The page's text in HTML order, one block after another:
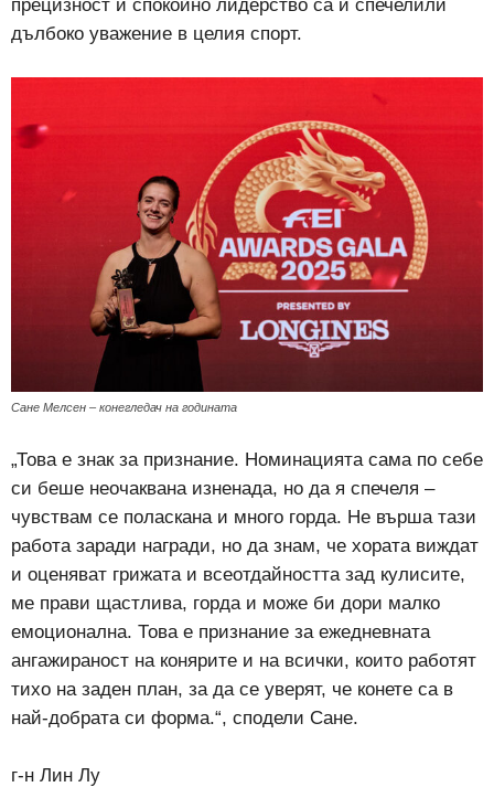
прецизност и спокойно лидерство са ѝ спечелили
дълбоко уважение в целия спорт.
Сане Мелсен – конегледач на годината
„Това е знак за признание. Номинацията сама по себе
си беше неочаквана изненада, но да я спечеля –
чувствам се поласкана и много горда. Не върша тази
работа заради награди, но да знам, че хората виждат
и оценяват грижата и всеотдайността зад кулисите,
ме прави щастлива, горда и може би дори малко
емоционална. Това е признание за ежедневната
ангажираност на конярите и на всички, които работят
тихо на заден план, за да се уверят, че конете са в
най-добрата си форма.“, сподели Сане.
г-н Лин Лу